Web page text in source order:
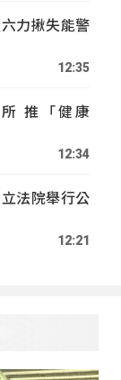
力揪失能警
12:35
推「健康
12:34
法院舉行公
12:21